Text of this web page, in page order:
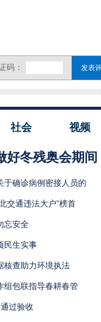
社会 视频
好冬残奥会期间
于确诊病例密接人员的
交通违法大户”榜首
忘安全
民生实事
核查助力环境执法
组包联指导春耕春管
过验收